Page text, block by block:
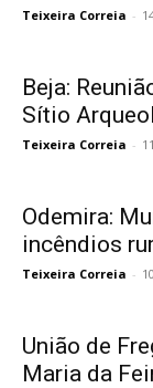
Teixeira Correia -
Beja:
Sítio
Teixeira Correia -
Odemira:
incêndios
Teixeira Correia -
União de
Maria da